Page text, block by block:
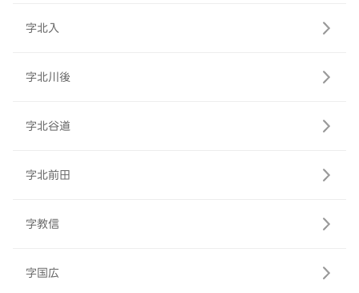
字北入
字北川後
字北谷道
字北前田
字教信
字国広